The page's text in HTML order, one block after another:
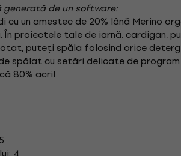
de un software:
un amestec de 20% lână Merino
proiectele tale de iarnă, cardigan,
puteți spăla folosind orice
spălat cu setări delicate de
80% acril